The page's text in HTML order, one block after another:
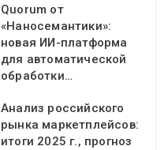
Quorum от
«Наносемантики»:
новая ИИ-платформа
для автоматической
обработки…
Анализ российского
рынка маркетплейсов:
итоги 2025 г., прогноз